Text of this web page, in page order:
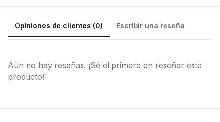
Opiniones de clientes (0) Escribir una reseña
Aún no hay reseñas. ¡Sé el primero en reseñar este
producto!